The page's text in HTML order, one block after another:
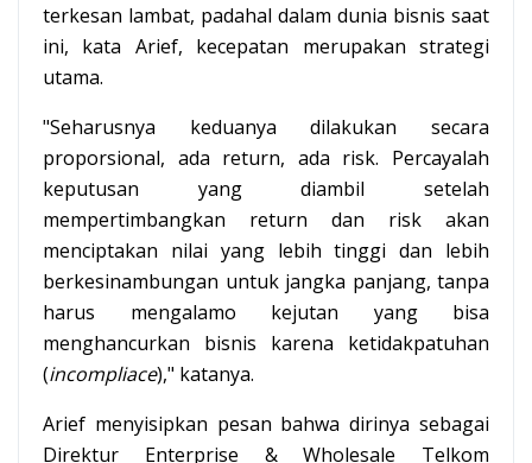
terkesan lambat, padahal dalam dunia bisnis saat
ini, kata Arief, kecepatan merupakan strategi
utama.
"Seharusnya keduanya dilakukan secara
proporsional, ada return, ada risk. Percayalah
keputusan yang diambil setelah
mempertimbangkan return dan risk akan
menciptakan nilai yang lebih tinggi dan lebih
berkesinambungan untuk jangka panjang, tanpa
harus mengalamo kejutan yang bisa
menghancurkan bisnis karena ketidakpatuhan
(incompliace)," katanya.
Arief menyisipkan pesan bahwa dirinya sebagai
Direktur Enterprise & Wholesale Telkom